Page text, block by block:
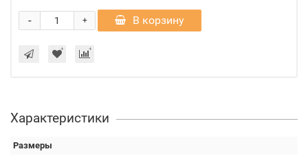
+
- В корзину
Характеристики
Размеры